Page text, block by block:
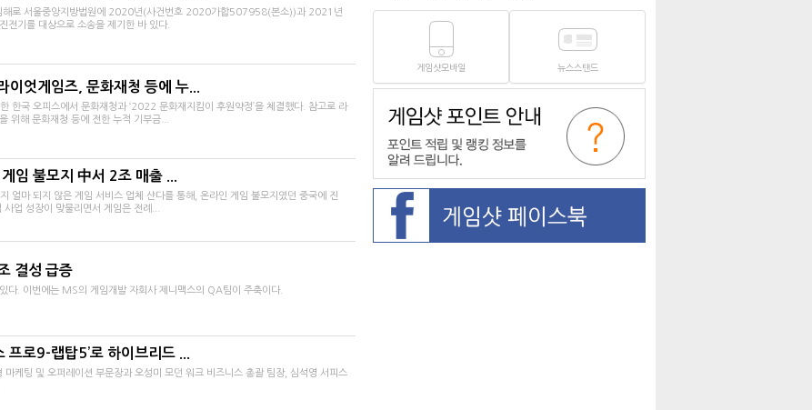
해로 서울중앙지방법원에 2020년(사건번호 2020가합507958(본소))과 2021년
기를 대상으로 소송을 제기한 바 있다.
이엇게임즈, 문화재청 등에 누...
한국 오피스에서 문화재청과 ‘2022 문화재지킴이 후원약정’을 체결했다. 참고로 라
위해 문화재청 등에 전한 누적 기부금...
임 불모지 中서 2조 매출 ...
얼마 되지 않은 게임 서비스 업체 샨다를 통해, 온라인 게임 불모지였던 중국에 진
업 성장이 맞물리면서 게임은 전례...
결성 급증
다. 이번에는 MS의 게임개발 자회사 제니맥스의 QA팀이 주축이다.
프로9-랩탑5’로 하이브리드 ...
마케팅 및 오퍼레이션 부문장과 오성미 모던 워크 비즈니스 총괄 팀장, 심석영 서피스
게임샷모바일 뉴스스탠드